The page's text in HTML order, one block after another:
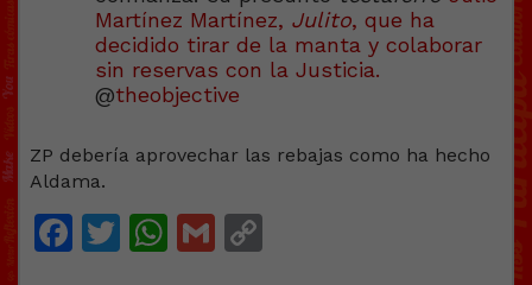
Martínez Martínez, Julito, que ha
decidido tirar de la manta y colaborar
sin reservas con la Justicia.
@theobjective
ZP debería aprovechar las rebajas como ha hecho
Aldama.
Facebook
Twitter
WhatsApp
Gmail